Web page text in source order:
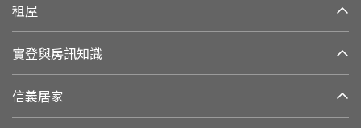
租屋
實登與房訊知識
信義居家